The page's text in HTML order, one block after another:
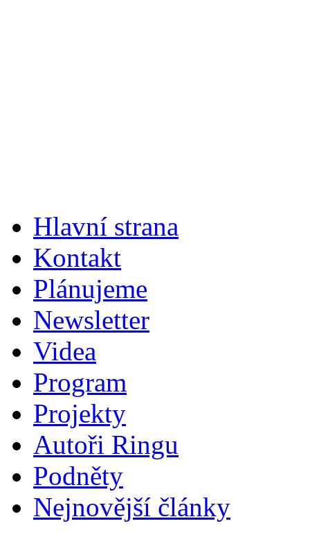
Hlavní strana
Kontakt
Plánujeme
Newsletter
Videa
Program
Projekty
Autoři Ringu
Podněty
Nejnovější články